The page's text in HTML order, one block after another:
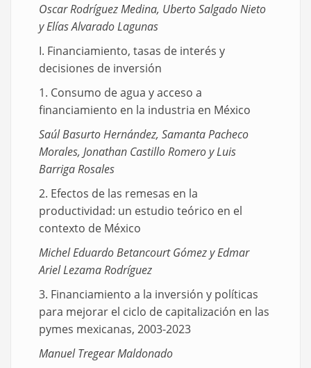
Oscar Rodríguez Medina, Uberto Salgado Nieto
y Elías Alvarado Lagunas
I. Financiamiento, tasas de interés y
decisiones de inversión
1. Consumo de agua y acceso a
financiamiento en la industria en México
Saúl Basurto Hernández, Samanta Pacheco
Morales, Jonathan Castillo Romero y Luis
Barriga Rosales
2. Efectos de las remesas en la
productividad: un estudio teórico en el
contexto de México
Michel Eduardo Betancourt Gómez y Edmar
Ariel Lezama Rodríguez
3. Financiamiento a la inversión y políticas
para mejorar el ciclo de capitalización en las
pymes mexicanas, 2003-2023
Manuel Tregear Maldonado